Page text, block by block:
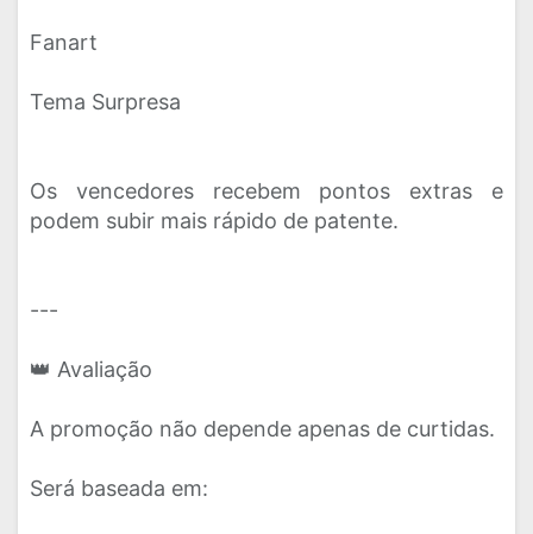
Fanart
Tema Surpresa
Os vencedores recebem pontos extras e
podem subir mais rápido de patente.
---
👑 Avaliação
A promoção não depende apenas de curtidas.
Será baseada em: